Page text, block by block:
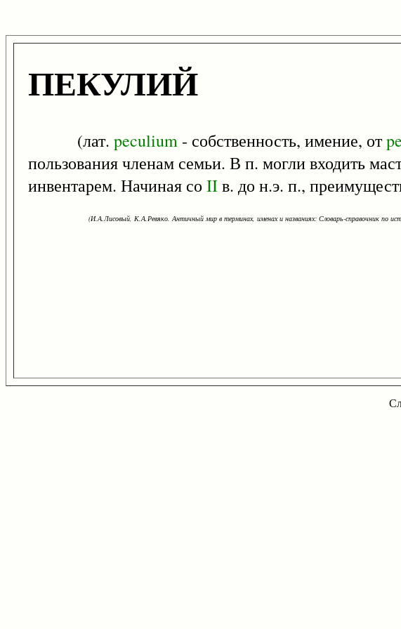
ПЕКУЛИЙ
(лат. peculium - собственность, имение, от
пользования членам семьи. В п. могли входить
инвентарем. Начиная со IIв. до н.э. п.,
(И.А.Лисовый, К.А.Ревяко. Античный мир в терминах, именах и названиях: Словарь-справочник по